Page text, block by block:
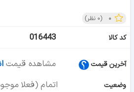
۰ (۰ نظر)
کد کالا
016443
آخرین قیمت مشاهده قیمت
وضعیت اتمام (فعلا